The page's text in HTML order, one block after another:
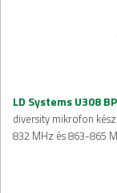
LD Systems U308
diversity mikrofon
832 MHz és 863-865